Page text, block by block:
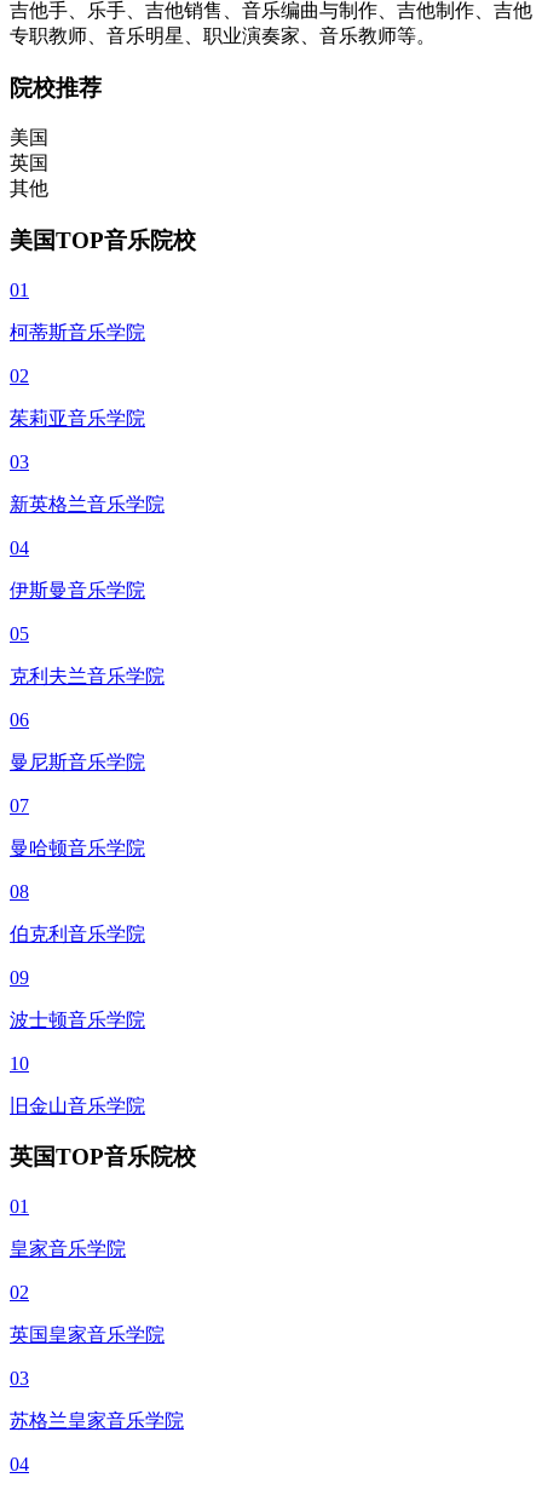
吉他手、乐手、吉他销售、音乐编曲与制作、吉他制作、吉他
专职教师、音乐明星、职业演奏家、音乐教师等。
院校推荐
美国
英国
其他
美国TOP音乐院校
01
柯蒂斯音乐学院
02
茱莉亚音乐学院
03
新英格兰音乐学院
04
伊斯曼音乐学院
05
克利夫兰音乐学院
06
曼尼斯音乐学院
07
曼哈顿音乐学院
08
伯克利音乐学院
09
波士顿音乐学院
10
旧金山音乐学院
英国TOP音乐院校
01
皇家音乐学院
02
英国皇家音乐学院
03
苏格兰皇家音乐学院
04